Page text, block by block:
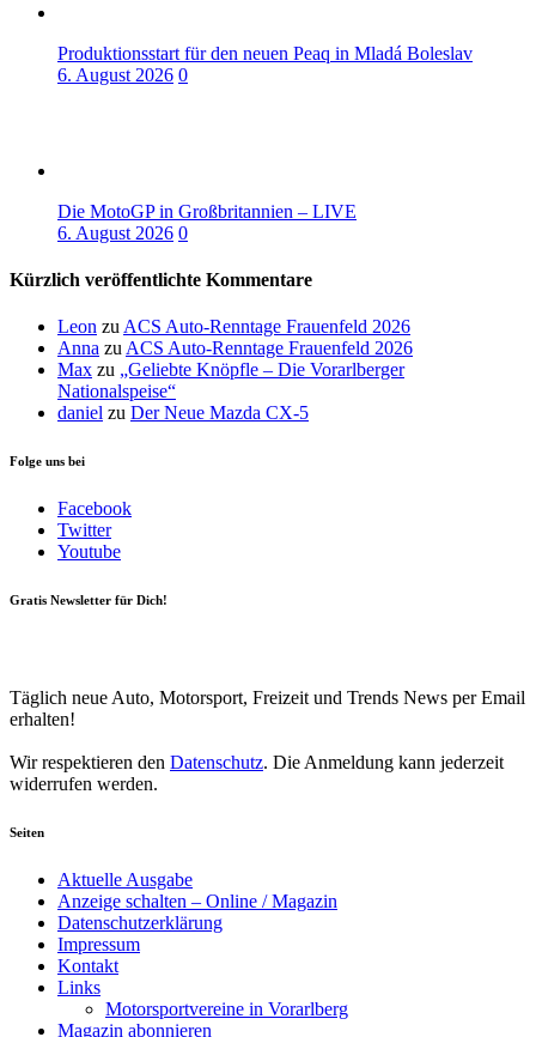
Produktionsstart für den neuen Peaq in Mladá Boleslav
6. August 2026 0
Die MotoGP in Großbritannien – LIVE
6. August 2026 0
Kürzlich veröffentlichte Kommentare
Leon zu ACS Auto-Renntage Frauenfeld 2026
Anna zu ACS Auto-Renntage Frauenfeld 2026
Max zu „Geliebte Knöpfle – Die Vorarlberger
Nationalspeise“
daniel zu Der Neue Mazda CX-5
Folge uns bei
Facebook
Twitter
Youtube
Gratis Newsletter für Dich!
Täglich neue Auto, Motorsport, Freizeit und Trends News per Email
erhalten!
Wir respektieren den Datenschutz. Die Anmeldung kann jederzeit
widerrufen werden.
Seiten
Aktuelle Ausgabe
Anzeige schalten – Online / Magazin
Datenschutzerklärung
Impressum
Kontakt
Links
Motorsportvereine in Vorarlberg
Magazin abonnieren